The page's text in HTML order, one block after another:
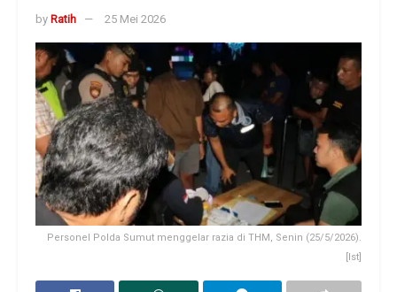
by Ratih 25 Mei 2026
Personel Polda Sumut menggelar razia di THM, Senin (25/5/2026).
[Ist]